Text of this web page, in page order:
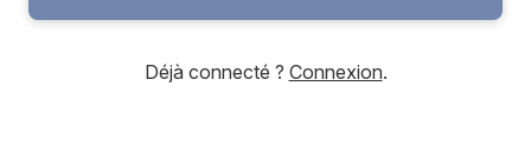
Meribel Provence
Déjà connecté ? Connexion.